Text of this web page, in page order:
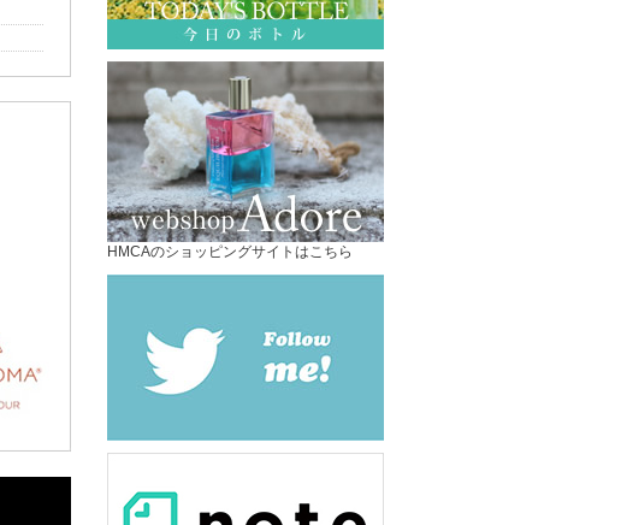
HMCAのショッピングサイトはこちら